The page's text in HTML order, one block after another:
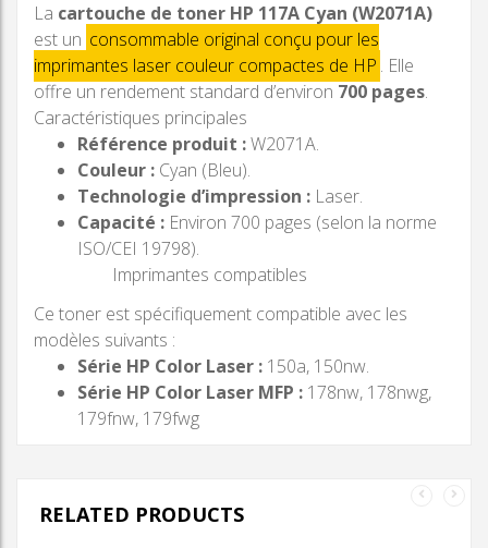
La cartouche de toner HP 117A Cyan (W2071A)
est un consommable original conçu pour les
imprimantes laser couleur compactes de HP . Elle
offre un rendement standard d’environ 700 pages.
Caractéristiques principales
Référence produit :W2071A.
Couleur : Cyan (Bleu).
Technologie d’impression : Laser.
Capacité : Environ 700 pages (selon la norme
ISO/CEI 19798).
Imprimantes compatibles
Ce toner est spécifiquement compatible avec les
modèles suivants :
Série HP Color Laser : 150a, 150nw.
Série HP Color Laser MFP : 178nw, 178nwg,
179fnw, 179fwg
RELATED PRODUCTS